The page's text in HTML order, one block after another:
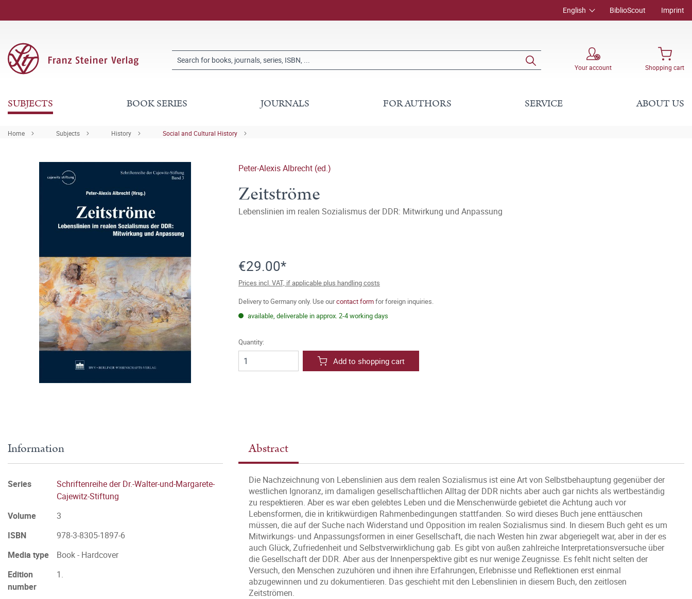
English BiblioScout Imprint
Your account Shopping cart
SUBJECTS BOOK SERIES JOURNALS FOR AUTHORS SERVICE ABOUT US
Home Subjects History Social and Cultural History
Peter-Alexis Albrecht (ed.)
Zeitströme
Lebenslinien im realen Sozialismus der DDR: Mitwirkung und Anpassung
€29.00*
Prices incl. VAT, if applicable plus handling costs
Delivery to Germany only. Use ourcontact formfor foreign inquiries.
available, deliverable in approx. 2-4 working days
Quantity:
Add to shopping cart
Abstract
Die Nachzeichnung von Lebenslinien aus dem realen Sozialismus ist eine Art von Selbstbehauptung gegenüber der
westlichen Ignoranz, im damaligen gesellschaftlichen Alltag der DDR nichts aber auch gar nichts als wertbeständig
zu respektieren. Aber es war eben gelebtes Leben und die Menschenwürde gebietet die Achtung auch vor
Lebensformen, die in kritikwürdigen Rahmenbedingungen stattfanden. So wird dieses Buch jene enttäuschen
müssen, die auf der Suche nach Widerstand und Opposition im realen Sozialismus sind. In diesem Buch geht es um
Mitwirkungs- und Anpassungsformen in einer Gesellschaft, die nach Westen hin zwar abgeriegelt war, aber in der es
auch Glück, Zufriedenheit und Selbstverwirklichung gab. Es gibt von außen zahlreiche Interpretationsversuche über
die Gesellschaft der DDR. Aber aus der Innenperspektive gibt es nur wenige Zeugnisse. Es fehlt nicht selten der
Versuch, den Menschen zuzuhören und ihnen ihre Erfahrungen, Erlebnisse und Reflektionen erst einmal
abzugewinnen und zu dokumentieren. Das geschieht mit den Lebenslinien in diesem Buch, den zeitlosen
Zeitströmen.
Information
Series
Schriftenreihe der Dr.-Walter-und-Margarete-
Cajewitz-Stiftung
Volume
3
ISBN
978-3-8305-1897-6
Media type
Book - Hardcover
Edition
number
1.